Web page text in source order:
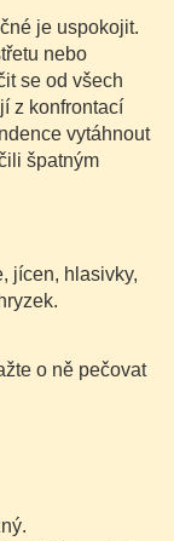
je uspokojit.
nebo
se od všech
z konfrontací
vytáhnout
špatným
jícen, hlasivky,
o ně pečovat